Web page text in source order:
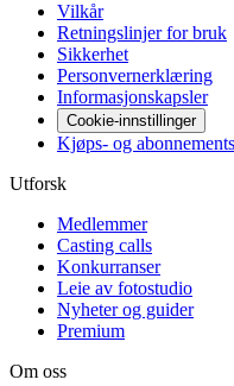
Vilkår
Retningslinjer for bruk
Sikkerhet
Personvernerklæring
Informasjonskapsler
Cookie-innstillinger
Kjøps- og
Utforsk
Medlemmer
Casting calls
Konkurranser
Leie av fotostudio
Nyheter og guider
Premium
Om oss